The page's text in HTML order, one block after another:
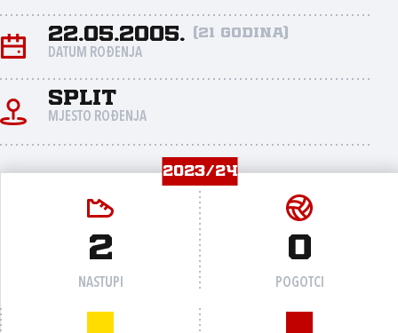
22.05.2005. (21 godina)
DATUM ROĐENJA
Split
MJESTO ROĐENJA
2023/24
2
NASTUPI
0
POGOTCI